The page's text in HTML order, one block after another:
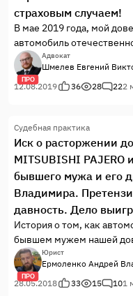
надлежащем
страховым случаем!
В мае 2019 года, мой
автомобиль
к себе домой в соседний
городами у двигавшегося
отваливается заднее
ПРО
Адвокат
Шмелев Евгений
12.08.2019
36 28 222
Судебная практика
Иск о расторжении
MITSUBISHI PAJERO
бывшего мужа и его
Владимира.
давность. Дело
История о том, как
бывшем мужем нашей
оказаться "крайней".
ПРО
Юрист
Ермоленко Андрей
28.05.2018
33 15 101